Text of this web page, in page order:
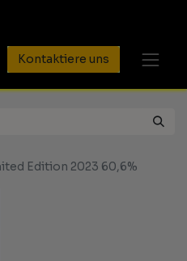
Kontaktiere uns
Edition 2023 60,6%